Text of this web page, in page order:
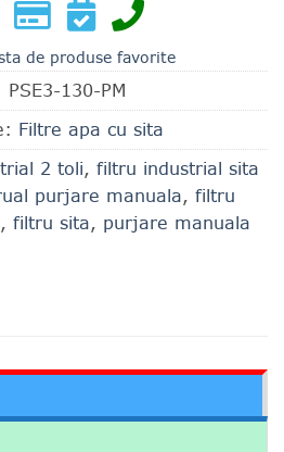
de produse favorite
PSE3-130-PM
Filtre apa cu sita
2 toli, filtru industrial sita
purjare manuala, filtru
, filtru sita, purjare manuala